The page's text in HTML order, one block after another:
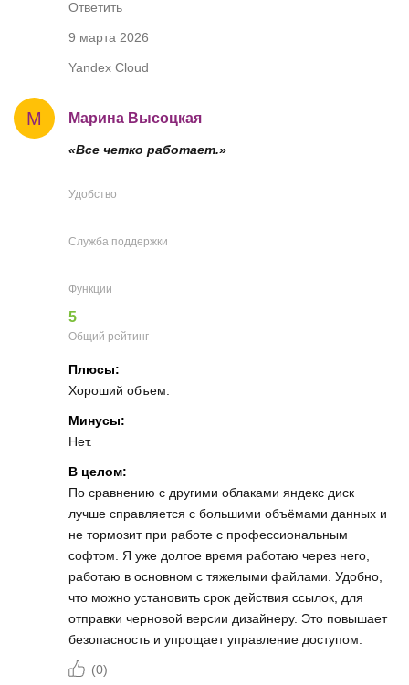
Ответить
9 марта 2026
Yandex Cloud
М Марина Высоцкая
«Все четко работает.»
Удобство
Служба поддержки
Функции
5
Общий рейтинг
Плюсы:
Хороший объем.
Минусы:
Нет.
В целом:
По сравнению с другими облаками яндекс диск
лучше справляется с большими объёмами данных и
не тормозит при работе с профессиональным
софтом. Я уже долгое время работаю через него,
работаю в основном с тяжелыми файлами. Удобно,
что можно установить срок действия ссылок, для
отправки черновой версии дизайнеру. Это повышает
безопасность и упрощает управление доступом.
(0)